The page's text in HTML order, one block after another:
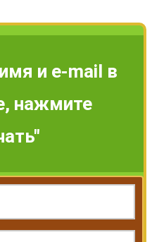
и e-mail в
нажмите